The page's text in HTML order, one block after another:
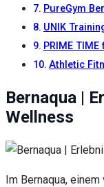
PureGym
UNIK
PRIME
Athletic
Bernaqua |
Wellness
Im Bernaqua,